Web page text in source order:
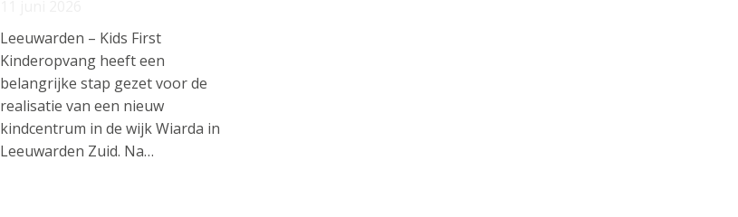
Leeuwarden – Kids First
Kinderopvang heeft een
belangrijke stap gezet voor de
realisatie van een nieuw
kindcentrum in de wijk Wiarda in
Leeuwarden Zuid. Na…